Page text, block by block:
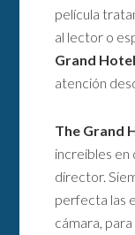
película
al lector o
Grand
atención
The Grand
increíbles en
director.
perfecta las
cámara,